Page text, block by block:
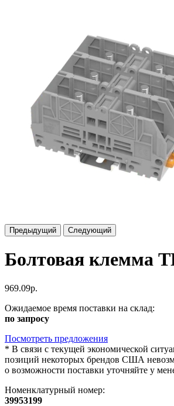
Предыдущий Следующий
Болтовая клемма
969.09р.
Ожидаемое время поставки на склад:
по запросу
Посмотреть предложения
* В связи с текущей экономической
позиций некоторых брендов США
о возможности поставки уточняйте у
Номенклатурный номер:
39953199